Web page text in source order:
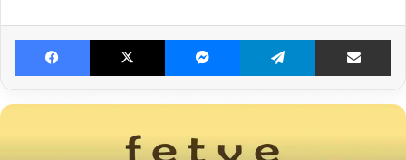
Facebook X Messenger Telegram